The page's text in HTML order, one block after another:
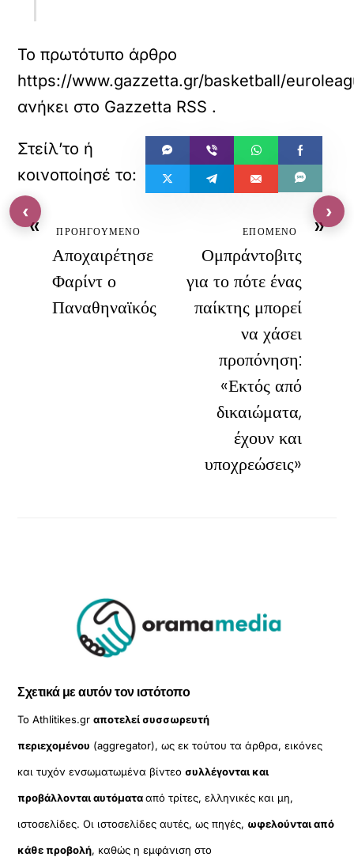
Το πρωτότυπο άρθρο
https://www.gazzetta.gr/basketball/
ανήκει στο Gazzetta RSS .
« ΠΡΟΗΓΟΥΜΕΝΟ
Αποχαιρέτησε
Φαρίντ ο
Παναθηναϊκός
»
ΕΠΟΜΕΝΟ
Ομπράντοβιτς
για το πότε ένας
παίκτης μπορεί
να χάσει
προπόνηση:
«Εκτός από
δικαιώματα,
έχουν και
υποχρεώσεις»
Σχετικά με αυτόν τον ιστότοπο
Το Athlitikes.grαποτελεί συσσωρευτή
περιεχομένου (aggregator), ως εκ τούτου τα άρθρα, εικόνες
και τυχόν ενσωματωμένα βίντεοσυλλέγονται και
προβάλλονται αυτόματααπό τρίτες, ελληνικές και μη,
ιστοσελίδες. Οι ιστοσελίδες αυτές, ως πηγές, ωφελούνται από
κάθε προβολή, καθώς η εμφάνιση στο
‹ ›